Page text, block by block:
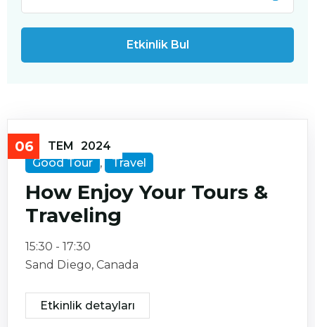
06 TEM
2024
Good Tour , Travel
How Enjoy Your Tours &
Traveling
15:30 - 17:30
Sand Diego, Canada
Etkinlik detayları